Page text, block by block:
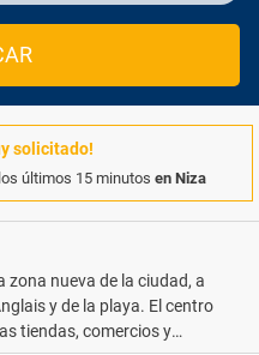
solicitado!
últimos 15 minutos en Niza
zona nueva de la ciudad, a
y de la playa. El centro
tiendas, comercios y